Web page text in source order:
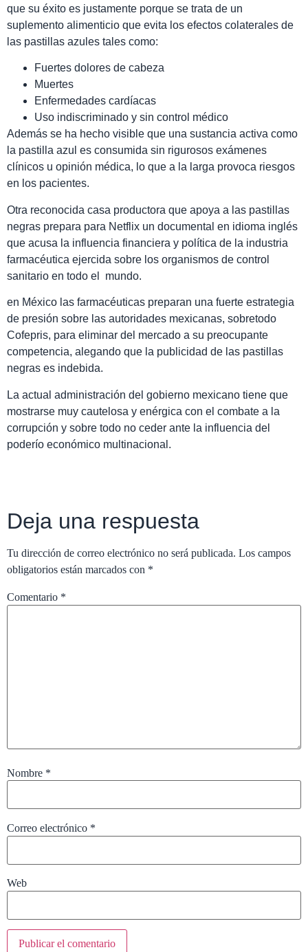
que su éxito es justamente porque se trata de un
suplemento alimenticio que evita los efectos colaterales de
las pastillas azules tales como:
Fuertes dolores de cabeza
Muertes
Enfermedades cardíacas
Uso indiscriminado y sin control médico
Además se ha hecho visible que una sustancia activa como
la pastilla azul es consumida sin rigurosos exámenes
clínicos u opinión médica, lo que a la larga provoca riesgos
en los pacientes.
Otra reconocida casa productora que apoya a las pastillas
negras prepara para Netflix un documental en idioma inglés
que acusa la influencia financiera y política de la industria
farmacéutica ejercida sobre los organismos de control
sanitario en todo el mundo.
en México las farmacéuticas preparan una fuerte estrategia
de presión sobre las autoridades mexicanas, sobretodo
Cofepris, para eliminar del mercado a su preocupante
competencia, alegando que la publicidad de las pastillas
negras es indebida.
La actual administración del gobierno mexicano tiene que
mostrarse muy cautelosa y enérgica con el combate a la
corrupción y sobre todo no ceder ante la influencia del
poderío económico multinacional.
Deja una respuesta
Tu dirección de correo electrónico no será publicada. Los campos
obligatorios están marcados con *
Comentario *
Nombre *
Correo electrónico *
Web